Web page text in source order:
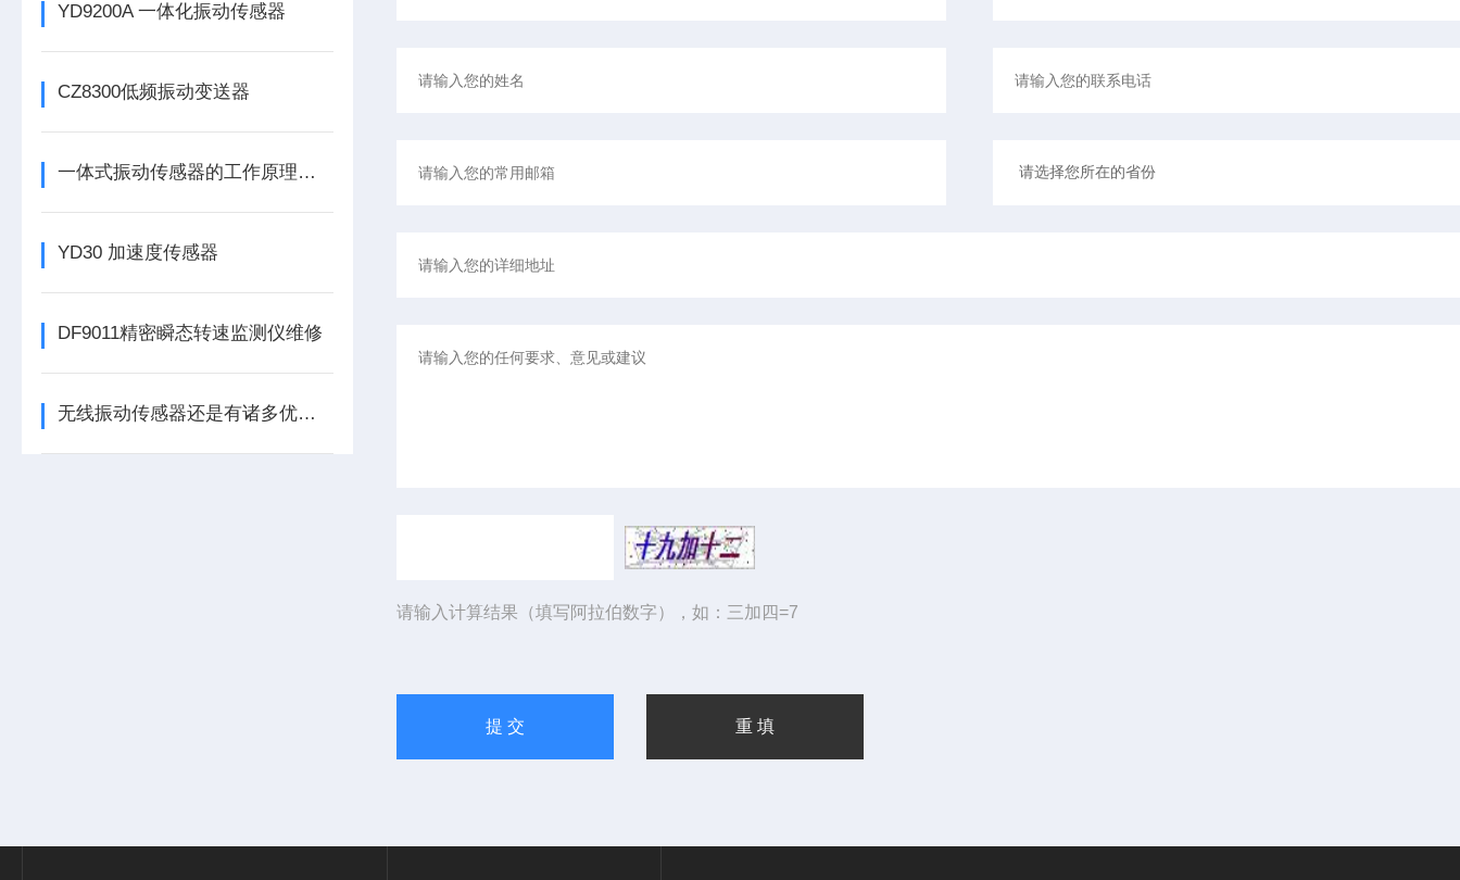
YD9200A 一体化振动传感器
CZ8300低频振动变送器
一体式振动传感器的工作原理是什么？
YD30 加速度传感器
DF9011精密瞬态转速监测仪维修
无线振动传感器还是有诸多优势的
请输入计算结果（填写阿拉伯数字），如：三加四=7